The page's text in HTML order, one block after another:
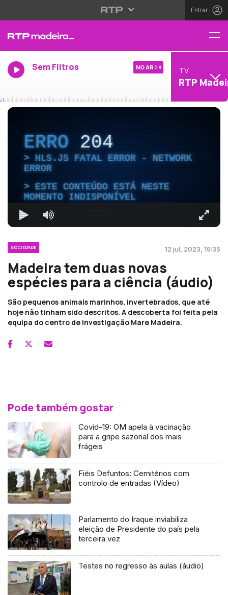
Entrar
Sem Filtros NO AR TV
RTP
ERRO204
HLS.JS FATAL ERROR - NETWORK
ERROR
ESTE CONTEÚDO ESTÁ NESTE
MOMENTO INDISPONÍVEL
SOCIEDADE 12 jul, 2023, 19:35
Madeira tem duas novas
espécies para a ciência (áudio)
São pequenos animais marinhos, invertebrados, que até
hoje não tinham sido descritos. A descoberta foi feita pela
equipa do centro de investigação Mare Madeira.
Pode também gostar
Covid-19: OM apela à vacinação
para a gripe sazonal dos mais
frágeis
Fiéis Defuntos: Cemitérios com
controlo de entradas (Vídeo)
Parlamento do Iraque inviabiliza
eleição de Presidente do país pela
terceira vez
Testes no regresso às aulas (áudio)